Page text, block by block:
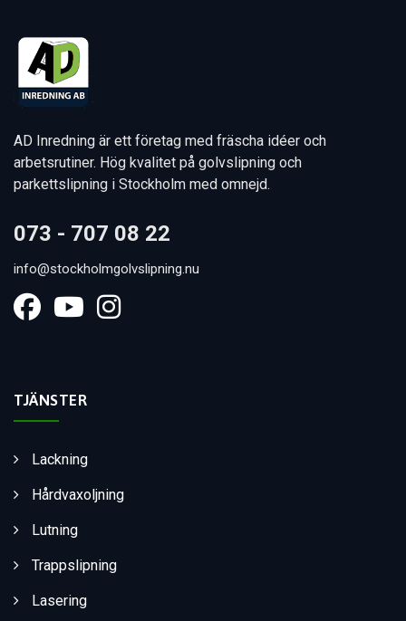
AD Inredning är ett företag med fräscha idéer och
arbetsrutiner. Hög kvalitet på golvslipning och
parkettslipning i Stockholm med omnejd.
073 - 707 08 22
info@stockholmgolvslipning.nu
TJÄNSTER
Lackning
Hårdvaxoljning
Lutning
Trappslipning
Lasering